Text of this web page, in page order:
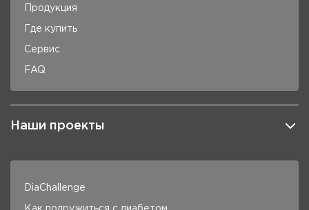
Продукция
Где купить
Сервис
FAQ
Наши проекты
DiaChallenge